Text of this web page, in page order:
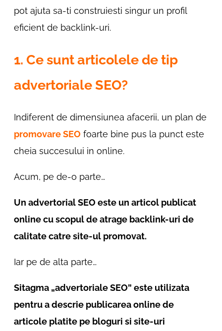
pot ajuta sa-ti construiesti singur un profil
eficient de backlink-uri.
1. Ce sunt articolele de tip
advertoriale SEO?
Indiferent de dimensiunea afacerii, un plan de
promovare SEO foarte bine pus la punct este
cheia succesului in online.
Acum, pe de-o parte…
Un advertorial SEO este un articol publicat
online cu scopul de atrage backlink-uri de
calitate catre site-ul promovat.
Iar pe de alta parte…
Sitagma „advertoriale SEO” este utilizata
pentru a descrie publicarea online de
articole platite pe bloguri si site-uri